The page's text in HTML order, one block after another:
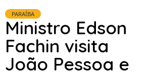
PARAÍBA
Ministro Edson
Fachin visita
João Pessoa e